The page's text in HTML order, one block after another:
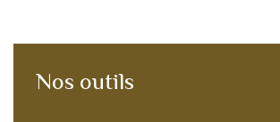
Nos outils